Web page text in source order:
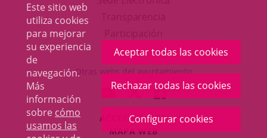
Este sitio web
utiliza cookies
para mejorar
su experiencia
de
navegación.
Más
información
sobre cómo
usamos las
Aceptar todas las cookies
Rechazar todas las cookies
Configurar cookies
en
una
ventana
nueva.
aplicación
externa.
Otras webs del ayuntamiento
ENLACE
A
UNA
ENLACE
A
UNA
ENLACE
A
UNA
ACCESIBILIDAD
MAPA WEB